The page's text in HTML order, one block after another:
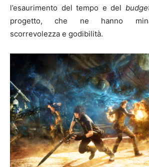
l’esaurimento del tempo e del
progetto, che ne hanno
scorrevolezza e godibilità.